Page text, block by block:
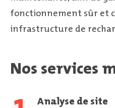
fonctionnement sûr et
infrastructure de
Nos services
Analyse de site